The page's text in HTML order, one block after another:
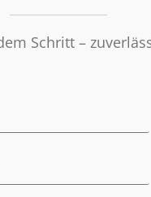
Schritt –